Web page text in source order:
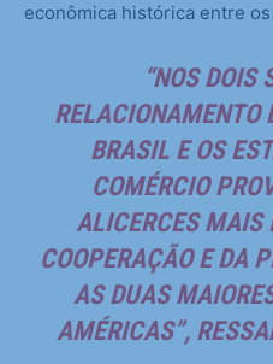
econômica histórica entre
“NOS DOIS
RELACIONAMENTO
BRASIL E OS
COMÉRCIO
ALICERCES MAIS
COOPERAÇÃO E DA
AS DUAS
AMÉRICAS”,